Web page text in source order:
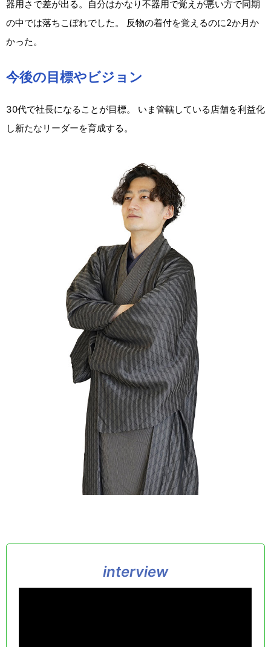
器用さで差が出る。自分はかなり不器用で覚えが悪い方で同期
の中では落ちこぼれでした。 反物の着付を覚えるのに2か月か
かった。
今後の目標やビジョン
30代で社長になることが目標。 いま管轄している店舗を利益化
し新たなリーダーを育成する。
interview